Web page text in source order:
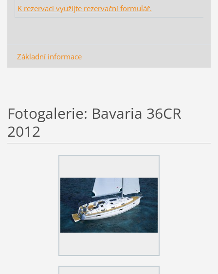
K rezervaci využijte rezervační formulář.
Základní informace
Fotogalerie: Bavaria 36CR
2012